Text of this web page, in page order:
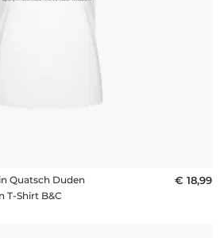
Quatsch Duden
T-Shirt B&C
€ 18,99